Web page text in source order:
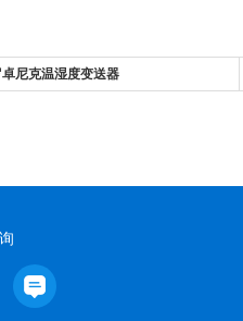
尼克温湿度变送器